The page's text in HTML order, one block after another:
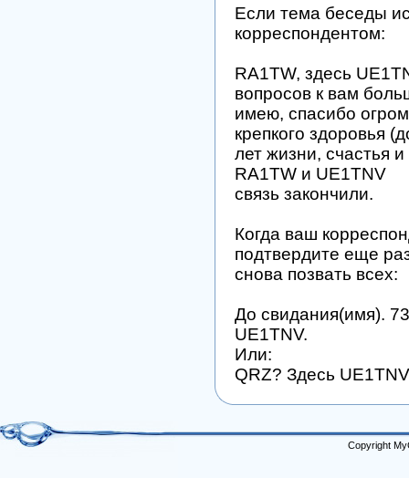
Если тема беседы
корреспондентом:
RA1TW, здесь
вопросов к вам
имею, спасибо
крепкого здоровья
лет жизни, счастья
RA1TW и UE1TNV
связь закончили.
Когда ваш
подтвердите еще
снова позвать всех:
До свидания(имя).
UE1TNV.
Или:
QRZ? Здесь
Copyright